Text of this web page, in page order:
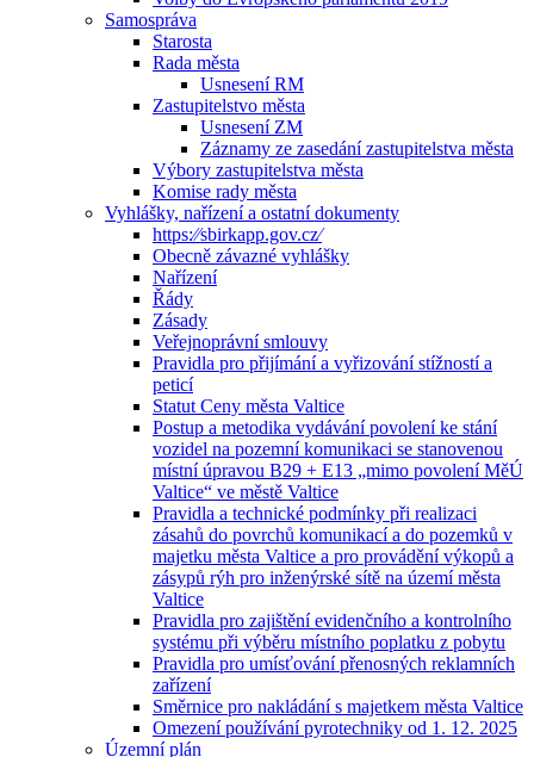
Samospráva
Starosta
Rada města
Usnesení RM
Zastupitelstvo města
Usnesení ZM
Záznamy ze zasedání zastupitelstva města
Výbory zastupitelstva města
Komise rady města
Vyhlášky, nařízení a ostatní dokumenty
https:⁄⁄sbirkapp.gov.cz⁄
Obecně závazné vyhlášky
Nařízení
Řády
Zásady
Veřejnoprávní smlouvy
Pravidla pro přijímání a vyřizování stížností a
peticí
Statut Ceny města Valtice
Postup a metodika vydávání povolení ke stání
vozidel na pozemní komunikaci se stanovenou
místní úpravou B29 + E13 „mimo povolení MěÚ
Valtice“ ve městě Valtice
Pravidla a technické podmínky při realizaci
zásahů do povrchů komunikací a do pozemků v
majetku města Valtice a pro provádění výkopů a
zásypů rýh pro inženýrské sítě na území města
Valtice
Pravidla pro zajištění evidenčního a kontrolního
systému při výběru místního poplatku z pobytu
Pravidla pro umísťování přenosných reklamních
zařízení
Směrnice pro nakládání s majetkem města Valtice
Omezení používání pyrotechniky od 1. 12. 2025
Územní plán